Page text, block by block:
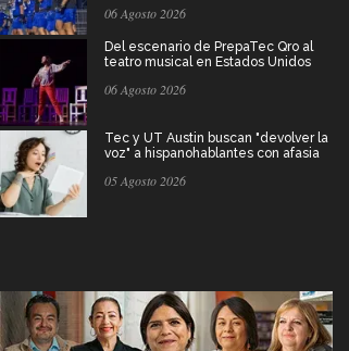
06 Agosto 2026
Del escenario de PrepaTec Qro al
teatro musical en Estados Unidos
06 Agosto 2026
Tec y UT Austin buscan "devolver la
voz" a hispanohablantes con afasia
05 Agosto 2026